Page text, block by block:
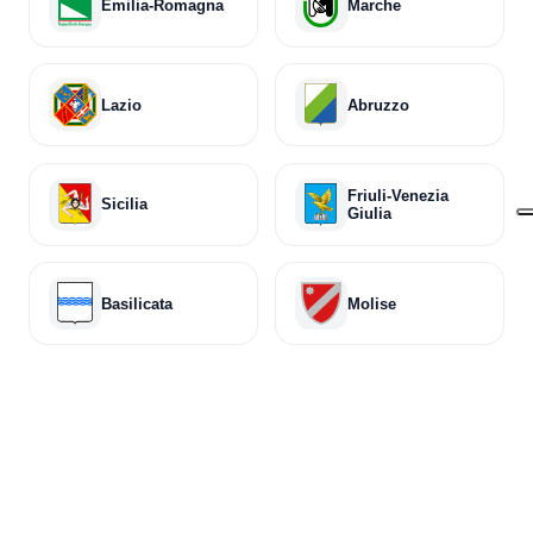
Emilia-Romagna Marche
Lazio Abruzzo
Sicilia
Friuli-Venezia
Giulia
Basilicata Molise